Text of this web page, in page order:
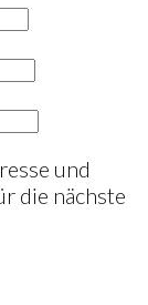
und
die nächste